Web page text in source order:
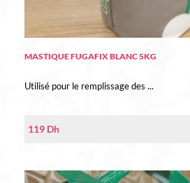
MASTIQUE FUGAFIX BLANC 5KG
Utilisé pour le remplissage des ...
119 Dh